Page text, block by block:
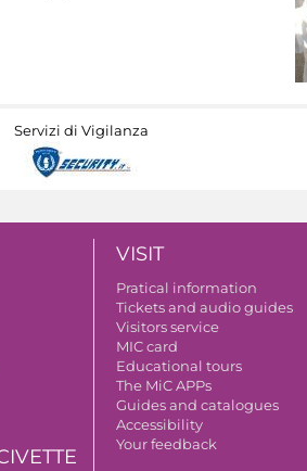
Servizi di Vigilanza
VISIT
Pratical information
Tickets and audio guides
Visitors service
MIC card
Educational tours
The MiC APPs
Guides and catalogues
Accessibility
Your feedback